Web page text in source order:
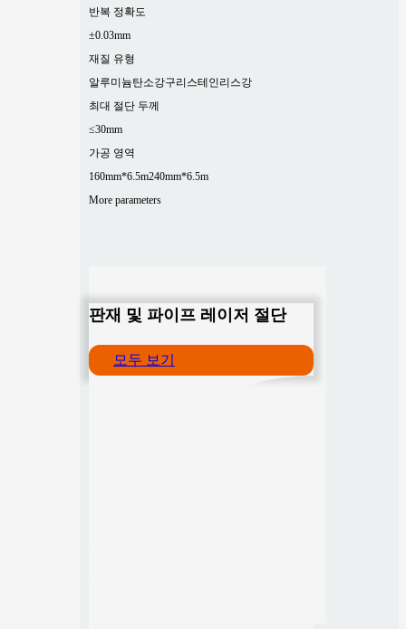
반복 정확도
±0.03mm
재질 유형
알루미늄탄소강구리 스테인리스강
최대 절단 두께
≤30mm
가공 영역
160mm*6.5m240mm*6.5m
More parameters
판재 및 파이프 레이저 절단
모두 보기